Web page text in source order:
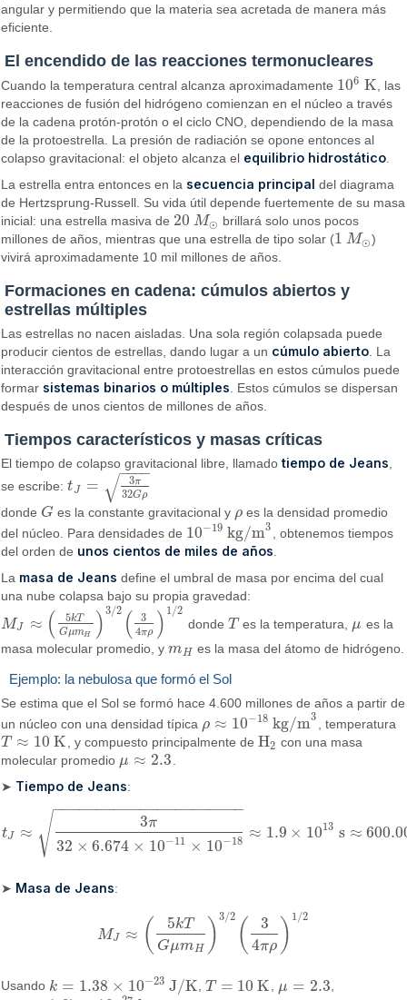
angular y permitiendo que la materia sea acretada de manera más
eficiente.
El encendido de las reacciones termonucleares
Cuando la temperatura central alcanza aproximadamente 106 K
106 K , las
reacciones de fusión del hidrógeno comienzan en el núcleo a través
de la cadena protón-protón o el ciclo CNO, dependiendo de la masa
de la protoestrella. La presión de radiación se opone entonces al
colapso gravitacional: el objeto alcanza el equilibrio hidrostático.
La estrella entra entonces en la secuencia principal del diagrama
de Hertzsprung-Russell. Su vida útil depende fuertemente de su masa
inicial: una estrella masiva de 20 M⊙
20 M⊙
brillará solo unos pocos
millones de años, mientras que una estrella de tipo solar (1 M⊙
1 M⊙ )
vivirá aproximadamente 10 mil millones de años.
Formaciones en cadena: cúmulos abiertos y
estrellas múltiples
Las estrellas no nacen aisladas. Una sola región colapsada puede
producir cientos de estrellas, dando lugar a un cúmulo abierto. La
interacción gravitacional entre protoestrellas en estos cúmulos puede
formar sistemas binarios o múltiples. Estos cúmulos se dispersan
después de unos cientos de millones de años.
Tiempos característicos y masas críticas
El tiempo de colapso gravitacional libre, llamadotiempo de Jeans,
se escribe:tJ = 3π
32Gρ
− −
−−
√
tJ= 3π 32Gρ
donde G
G es la constante gravitacional y ρ
ρ es la densidad promedio
del núcleo. Para densidades de 10−19 kg/m3
10− 19 kg/m3
, obtenemos tiempos
del orden de unos cientos de miles de años.
La masa de Jeans define el umbral de masa por encima del cual
una nube colapsa bajo su propia gravedad:
MJ ≈ ( 5kT
GμmH ) 3/2 (
3
4πρ ) 1/2
MJ≈ 5k T GμmH) 3/ 4 πρ)1 /2 dondeT
T es la temperatura, μ
μ es la
masa molecular promedio, ymH
mH es la masa del átomo de hidrógeno.
Ejemplo: la nebulosa que formó el Sol
Se estima que el Sol se formó hace 4.600 millones de años a partir de
un núcleo con una densidad típica ρ ≈ 10−18 kg/m3
ρ≈10 −18 kg/m3 , temperatura
T ≈ 10 K
T≈ 10 K , y compuesto principalmente de H2
H2 con una masa
molecular promedio μ ≈ 2.3
μ≈ 2.3
➤ Tiempo de Jeans:
tJ ≈
3π
32 × 6.674 × 10−11 × 10−18
− −
−−−−−−−−−−−−−−−−−−−−
√ ≈ 1.9 × 1013 s ≈
tJ≈3π32×6.674×10−11×10−18≈ 1.9 ×1013 s≈600.000 años
➤ Masa de Jeans:
MJ ≈ ( 5kT
GμmH ) 3/2 (
3
4πρ ) 1/2
MJ≈ (5 kTGμmH 3 34 πρ)1/ 2
Usando k = 1.38 × 10−23 J/K
k=1.38×10 −23 J/K , T = 10 K
T= 10 K , μ = 2.3
μ= 2.3 ,